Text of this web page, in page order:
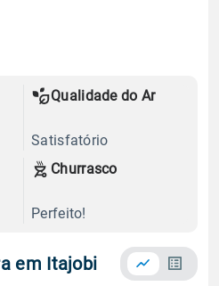
Qualidade do Ar
Satisfatório
Churrasco
Perfeito!
em Itajobi